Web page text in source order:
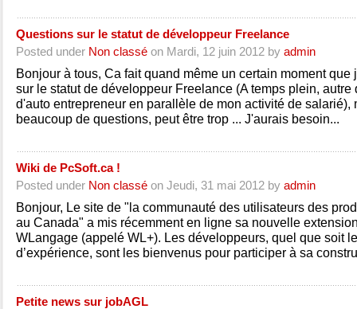
Questions sur le statut de développeur Freelance
Posted under Non classé on Mardi, 12 juin 2012 by admin
Bonjour à tous, Ca fait quand même un certain moment que
sur le statut de développeur Freelance (A temps plein, autre
d'auto entrepreneur en parallèle de mon activité de salarié),
beaucoup de questions, peut être trop ... J'aurais besoin...
Wiki de PcSoft.ca !
Posted under Non classé on Jeudi, 31 mai 2012 by admin
Bonjour, Le site de "la communauté des utilisateurs des
au Canada" a mis récemment en ligne sa nouvelle
WLangage (appelé WL+). Les développeurs, quel que soit
d’expérience, sont les bienvenus pour participer à sa
Petite news sur jobAGL